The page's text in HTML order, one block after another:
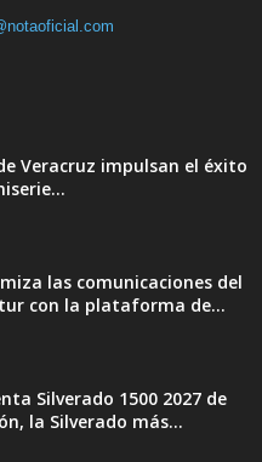
Veracruz impulsan el éxito
las comunicaciones del
con la plataforma de...
Silverado 1500 2027 de
la Silverado más...